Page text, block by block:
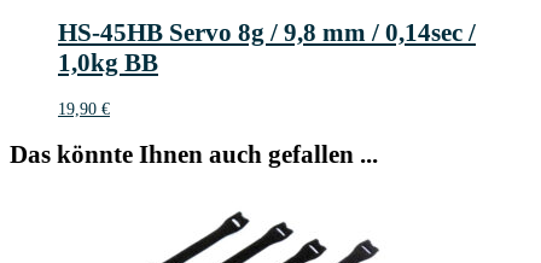
HS-45HB Servo 8g / 9,8 mm / 0,14sec /
1,0kg BB
19,90 €
Das könnte Ihnen auch gefallen ...